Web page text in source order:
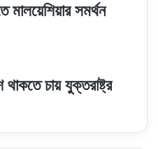
সমর্থন
চায় যুক্তরাষ্ট্র